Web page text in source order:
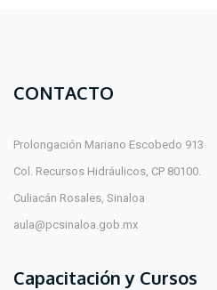
CONTACTO
Prolongación Mariano Escobedo 913
Col. Recursos Hidráulicos, CP 80100.
Culiacán Rosales, Sinaloa
aula@pcsinaloa.gob.mx
Capacitación y Cursos